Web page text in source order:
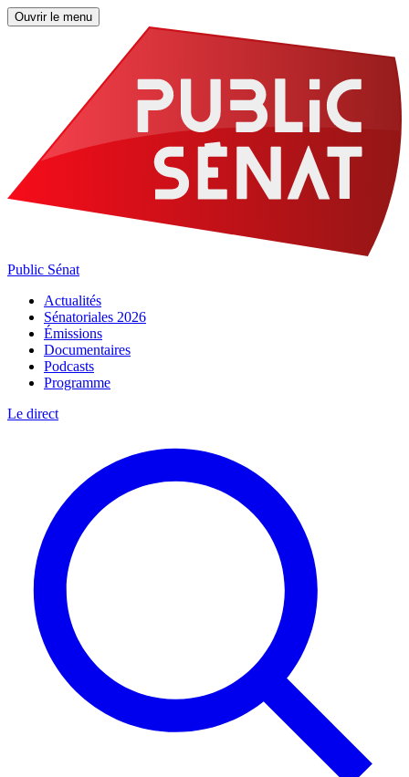
Ouvrir le menu
Public Sénat
Actualités
Sénatoriales 2026
Émissions
Documentaires
Podcasts
Programme
Le direct